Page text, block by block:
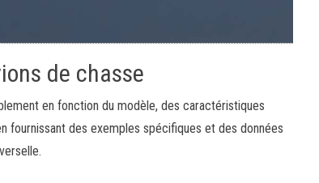
de chasse
en fonction du modèle, des caractéristiques
fournissant des exemples spécifiques et des données